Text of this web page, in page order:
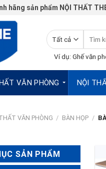
hãng sản phẩm NỘI THẤT
kiếm:
Ví dụ: Ghế văn
VĂN PHÒNG NỘI
VĂN PHÒNG / BÀN HỌP /
SẢN PHẨM